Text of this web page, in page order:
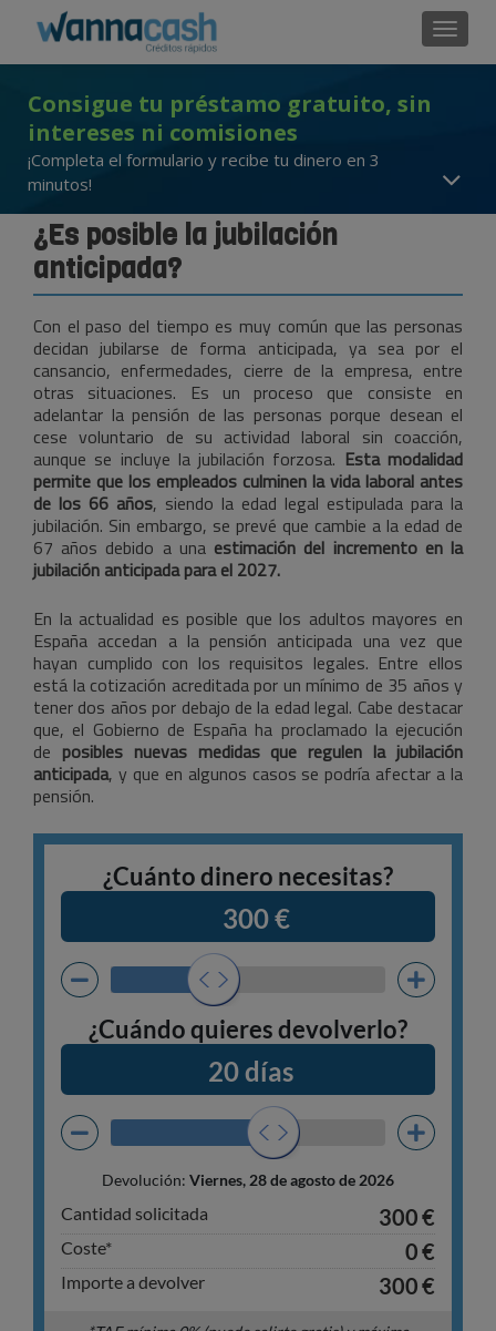
Consigue tu préstamo gratuito, sin
intereses ni comisiones
¡Completa el formulario y recibe tu dinero en 3
minutos!
¿Es posible la jubilación
anticipada?
Con el paso del tiempo es muy común que las personas
decidan jubilarse de forma anticipada, ya sea por el
cansancio, enfermedades, cierre de la empresa, entre
otras situaciones. Es un proceso que consiste en
adelantar la pensión de las personas porque desean el
cese voluntario de su actividad laboral sin coacción,
aunque se incluye la jubilación forzosa. Esta modalidad
permite que los empleados culminen la vida laboral antes
de los 66 años, siendo la edad legal estipulada para la
jubilación. Sin embargo, se prevé que cambie a la edad de
67 años debido a una estimación del incremento en la
jubilación anticipada para el 2027.
En la actualidad es posible que los adultos mayores en
España accedan a la pensión anticipada una vez que
hayan cumplido con los requisitos legales. Entre ellos
está la cotización acreditada por un mínimo de 35 años y
tener dos años por debajo de la edad legal. Cabe destacar
que, el Gobierno de España ha proclamado la ejecución
de posibles nuevas medidas que regulen la jubilación
anticipada, y que en algunos casos se podría afectar a la
pensión.